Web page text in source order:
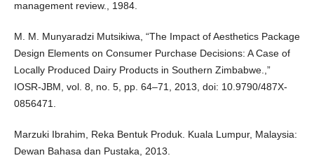
management review., 1984.
M. M. Munyaradzi Mutsikiwa, “The Impact of Aesthetics Package
Design Elements on Consumer Purchase Decisions: A Case of
Locally Produced Dairy Products in Southern Zimbabwe.,”
IOSR-JBM, vol. 8, no. 5, pp. 64–71, 2013, doi: 10.9790/487X-
0856471.
Marzuki Ibrahim, Reka Bentuk Produk. Kuala Lumpur, Malaysia:
Dewan Bahasa dan Pustaka, 2013.